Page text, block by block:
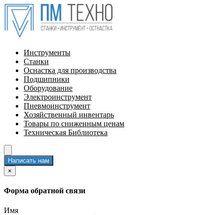
Инструменты
Станки
Оснастка для производства
Подшипники
Оборудование
Электроинструмент
Пневмоинструмент
Хозяйственный инвентарь
Товары по сниженным ценам
Техническая Библиотека
Написать нам
×
Форма обратной связи
Имя